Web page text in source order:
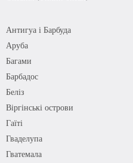
Антигуа і Барбуда
Аруба
Багами
Барбадос
Беліз
Віргінські острови
Гаїті
Гваделупа
Гватемала